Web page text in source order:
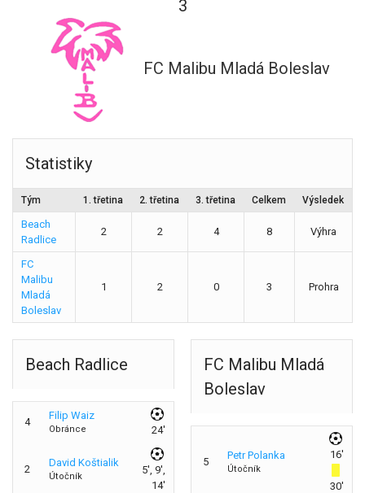
3
FC Malibu Mladá Boleslav
Statistiky
Tým 1. třetina 2. třetina 3. třetina Celkem Výsledek
Beach
Radlice
2 2 4 8 Výhra
FC
Malibu
Mladá
Boleslav
1 2 0 3 Prohra
Beach Radlice
4
Filip Waiz
Obránce 24'
2
David Koštialik
Útočník
5', 9',
14'
FC Malibu Mladá
Boleslav
5
Petr Polanka
Útočník
16'
30'